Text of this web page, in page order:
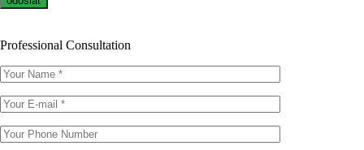
Professional Consultation